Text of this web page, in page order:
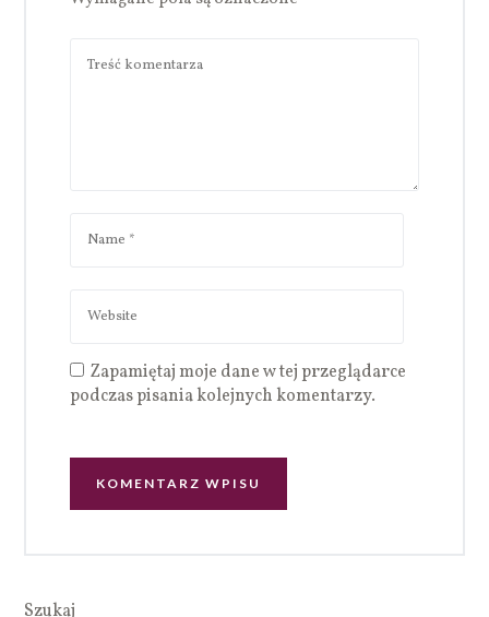
Zapamiętaj moje dane w tej przeglądarce
podczas pisania kolejnych komentarzy.
Szukaj